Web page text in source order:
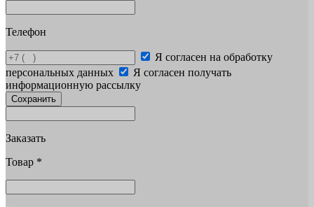
Телефон
Я согласен на обработку
персональных данных
Я согласен получать
информационную рассылку
Сохранить
Заказать
Товар *